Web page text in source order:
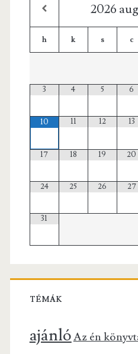
2026
h k s c
3 4 5 6
10 11 12 13
17 18 19 20
24 25 26 27
31
TÉMÁK
ajánlóAz én